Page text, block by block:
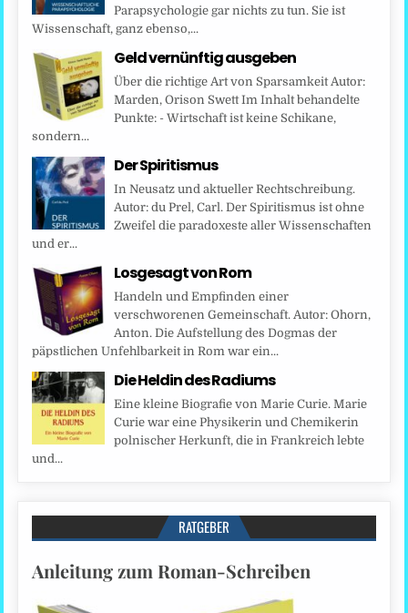
Parapsychologie gar nichts zu tun. Sie ist
Wissenschaft, ganz ebenso,...
Geld vernünftig ausgeben
Über die richtige Art von Sparsamkeit Autor:
Marden, Orison Swett Im Inhalt behandelte
Punkte: - Wirtschaft ist keine Schikane,
sondern...
Der Spiritismus
In Neusatz und aktueller Rechtschreibung.
Autor: du Prel, Carl. Der Spiritismus ist ohne
Zweifel die paradoxeste aller Wissenschaften
und er...
Losgesagt von Rom
Handeln und Empfinden einer
verschworenen Gemeinschaft. Autor: Ohorn,
Anton. Die Aufstellung des Dogmas der
päpstlichen Unfehlbarkeit in Rom war ein...
Die Heldin des Radiums
Eine kleine Biografie von Marie Curie. Marie
Curie war eine Physikerin und Chemikerin
polnischer Herkunft, die in Frankreich lebte
und...
RATGEBER
Anleitung zum Roman-Schreiben